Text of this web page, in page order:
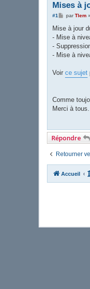
Mises à
#1
M
s
a
g
e
parTlem»
Mise à jour
- Mise à
-
- Mise à
Voir ce sujet
Comme
Merci à tous.
Répondre
Retourner
Accueil